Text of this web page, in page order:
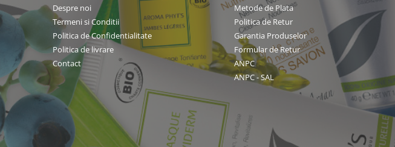
Despre noi
Termeni si Conditii
Politica de Confidentialitate
Politica de livrare
Contact
Metode de Plata
Politica de Retur
Garantia Produselor
Formular de Retur
ANPC
ANPC - SAL